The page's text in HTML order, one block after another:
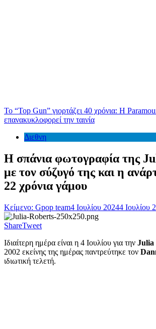
Το “Top Gun” γιορτάζει 40 χρόνια: Η
επανακυκλοφορεί την ταινία
Διεθνη
Η σπάνια φωτογραφία της
με τον σύζυγό της και η
22 χρόνια γάμου
Κείμενο: Gpop team4 Ιουλίου 20244 Ιουλίου
ShareTweet
Ιδιαίτερη ημέρα είναι η 4 Ιουλίου για την Julia
2002 εκείνης της ημέρας παντρεύτηκε τον
ιδιωτική τελετή.